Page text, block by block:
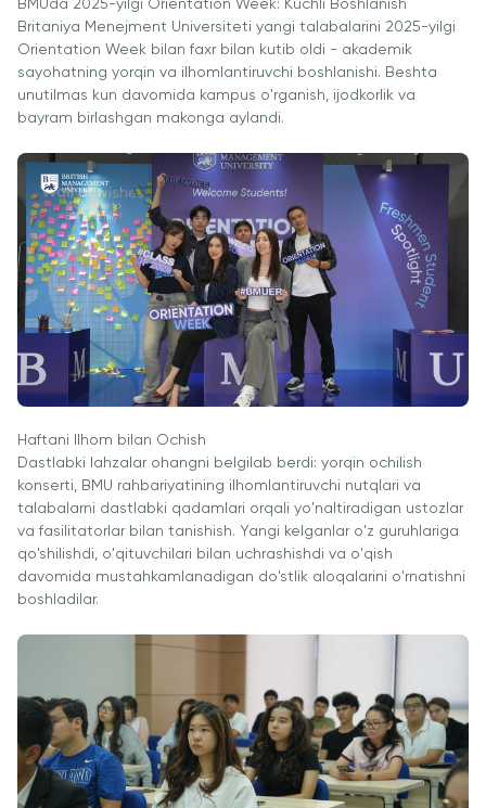
Hamkorligi
Karyera
Rivojlantirish
Markazi
Sektor bilan
Ishlash
Professional
Uyushmalarda
Ishirok
Xalqaro
University of
Reading
Queen
Margaret
University
Amaliy
Tadqiqotlar
Markazi
Akademik
Akademik
Bo'lmagan
Dasturlari
Izoh
Ariza va
To'lovlar
Magistratura
Izoh
Ariza va
To'lovlar
Tayyorlov
Kurslari
Pre-Master’s
Dasturi
Excel Expert
imtihoniga
tayyorgarlik
Sun'iy Intellekt
Rahbarlik
Sertifikatsiyasi
PDU Kursi
Grantlar va
Stipendiyalar
Tadbirlar
Talabalar
Hayoti
Union
Klublari
Psixologiya
va
Farovonlik
Bo'limi
Yangiliklar
Maqolalar
Galereya
BMUga
Tashrif
BMUda 2025-yilgi Orientation Week: Kuchli Boshlanish
Britaniya Menejment Universiteti yangi talabalarini 2025-yilgi
Orientation Week bilan faxr bilan kutib oldi - akademik
sayohatning yorqin va ilhomlantiruvchi boshlanishi. Beshta
unutilmas kun davomida kampus o'rganish, ijodkorlik va
bayram birlashgan makonga aylandi.
Haftani Ilhom bilan Ochish
Dastlabki lahzalar ohangni belgilab berdi: yorqin ochilish
konserti, BMU rahbariyatining ilhomlantiruvchi nutqlari va
talabalarni dastlabki qadamlari orqali yo'naltiradigan ustozlar
va fasilitatorlar bilan tanishish. Yangi kelganlar o'z guruhlariga
qo'shilishdi, o'qituvchilari bilan uchrashishdi va o'qish
davomida mustahkamlanadigan do'stlik aloqalarini o'rnatishni
boshladilar.